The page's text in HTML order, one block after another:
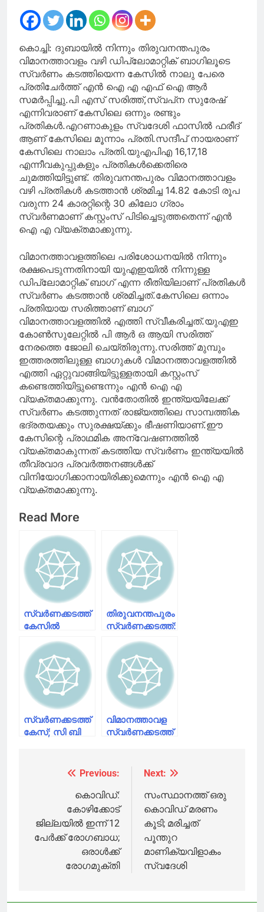
കൊച്ചി: ദുബായില്‍ നിന്നും തിരുവനന്തപുരം
വിമാനത്താവളം വഴി ഡിപ്ലോമാറ്റിക് ബാഗിലൂടെ
സ്വര്‍ണം കടത്തിയെന്ന കേസില്‍ നാലു പേരെ
പ്രതിചേര്‍ത്ത് എന്‍ ഐ എ എഫ് ഐ ആര്‍
സമര്‍പ്പിച്ചു.പി എസ് സരിത്ത്,സ്വപ്‌ന സുരേഷ്
എന്നിവരാണ് കേസിലെ ഒന്നും രണ്ടും
പ്രതികള്‍.എറണാകുളം സ്വദേശി ഫാസില്‍ ഫരീദ്
ആണ് കേസിലെ മൂന്നാം പ്രതി.സന്ദീപ് നായരാണ്
കേസിലെ നാലാം പ്രതി.യുഎപിഎ 16,17,18
എന്നീവകുപ്പുകളും പ്രതികള്‍ക്കെതിരെ
ചുമത്തിയിട്ടുണ്ട്. തിരുവനന്തപുരം വിമാനത്താവളം
വഴി പ്രതികള്‍ കടത്താന്‍ ശ്രമിച്ച 14.82 കോടി രൂപ
വരുന്ന 24 കാരറ്റിന്റെ 30 കിലോ ഗ്രാം
സ്വര്‍ണമാണ് കസ്റ്റംസ് പിടിച്ചെടുത്തതെന്ന് എന്‍
ഐ എ വ്യക്തമാക്കുന്നു.
വിമാനത്താവളത്തിലെ പരിശോധനയില്‍ നിന്നും
രക്ഷപെടുന്നതിനായി യുഎഇയില്‍ നിന്നുള്ള
ഡിപ്ലോമാറ്റിക് ബാഗ് എന്ന രീതിയിലാണ് പ്രതികള്‍
സ്വര്‍ണം കടത്താന്‍ ശ്രമിച്ചത്.കേസിലെ ഒന്നാം
പ്രതിയായ സരിത്താണ് ബാഗ്
വിമാനത്താവളത്തില്‍ എത്തി സ്വീകരിച്ചത്.യുഎഇ
കോണ്‍സുലേറ്റില്‍ പി ആര്‍ ഒ ആയി സരിത്ത്
നേരത്തെ ജോലി ചെയ്തിരുന്നു.സരിത്ത് മുമ്പും
ഇത്തരത്തിലുള്ള ബാഗുകള്‍ വിമാനത്താവളത്തില്‍
എത്തി ഏറ്റുവാങ്ങിയിട്ടുള്ളതായി കസ്റ്റംസ്
കണ്ടെത്തിയിട്ടുണ്ടെന്നും എന്‍ ഐ എ
വ്യക്തമാക്കുന്നു. വന്‍തോതില്‍ ഇന്ത്യയിലേക്ക്
സ്വര്‍ണം കടത്തുന്നത് രാജ്യത്തിലെ സാമ്പത്തിക
ഭദ്രതയക്കും സുരക്ഷയ്ക്കും ഭീഷണിയാണ്.ഈ
കേസിന്റെ പ്രാഥമിക അന്വേഷണത്തില്‍
വ്യക്തമാകുന്നത് കടത്തിയ സ്വര്‍ണം ഇന്ത്യയില്‍
തീവ്രവാദ പ്രവര്‍ത്തനങ്ങള്‍ക്ക്
വിനിയോഗിക്കാനായിരിക്കുമെന്നും എന്‍ ഐ എ
വ്യക്തമാക്കുന്നു.
Read More
സ്വര്‍ണക്കടത്ത്
കേസില്‍
നിര്‍ണായക
വിവരങ്ങള്‍
പുറത്ത്;സ്വര്‍ണം
അയച്ചത്
ഫാസില്‍
തിരുവനന്തപുരം
സ്വര്‍ണക്കടത്ത്:
സ്വപ്‌ന
സുരേഷിനെ
ഐടി വകുപ്പില്‍
നിന്ന്
പുറത്താക്കി
സ്വര്‍ണക്കടത്ത്
കേസ്; സി ബി
ഓഫീസിലെത്തി
വിമാനത്താവള
സ്വര്‍ണക്കടത്ത്
വിവരങ്ങള്‍
പുറത്തുവിട്ടു
navigation
Previous:
കൊവിഡ്:
കോഴിക്കോട്
ജില്ലയില്‍ ഇന്ന് 12
പേര്‍ക്ക് രോഗബാധ;
ഒരാള്‍ക്ക്
രോഗമുക്തി
Next:
സംസ്ഥാനത്ത് ഒരു
കൊവിഡ് മരണം
കൂടി; മരിച്ചത്
പൂന്തുറ
മാണിക്യവിളാകം
സ്വദേശി